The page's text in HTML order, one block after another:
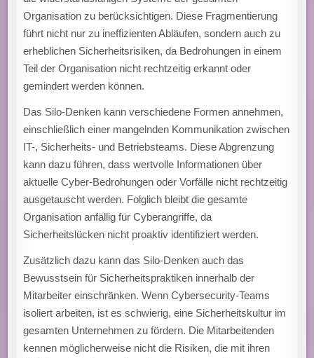
Organisation zu berücksichtigen. Diese Fragmentierung
führt nicht nur zu ineffizienten Abläufen, sondern auch zu
erheblichen Sicherheitsrisiken, da Bedrohungen in einem
Teil der Organisation nicht rechtzeitig erkannt oder
gemindert werden können.
Das Silo-Denken kann verschiedene Formen annehmen,
einschließlich einer mangelnden Kommunikation zwischen
IT-, Sicherheits- und Betriebsteams. Diese Abgrenzung
kann dazu führen, dass wertvolle Informationen über
aktuelle Cyber-Bedrohungen oder Vorfälle nicht rechtzeitig
ausgetauscht werden. Folglich bleibt die gesamte
Organisation anfällig für Cyberangriffe, da
Sicherheitslücken nicht proaktiv identifiziert werden.
Zusätzlich dazu kann das Silo-Denken auch das
Bewusstsein für Sicherheitspraktiken innerhalb der
Mitarbeiter einschränken. Wenn Cybersecurity-Teams
isoliert arbeiten, ist es schwierig, eine Sicherheitskultur im
gesamten Unternehmen zu fördern. Die Mitarbeitenden
kennen möglicherweise nicht die Risiken, die mit ihren